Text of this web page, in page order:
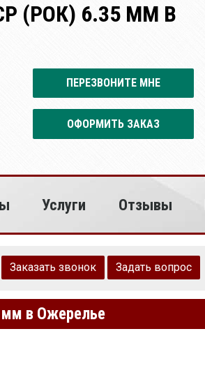
(РОК) 6.35 ММ В
ПЕРЕЗВОНИТЕ МНЕ
ОФОРМИТЬ ЗАКАЗ
Услуги Отзывы
Заказать звонок Задать вопрос
мм в Ожерелье